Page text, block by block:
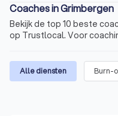
Coaches in Grimbergen
Bekijk de top 10 beste
op Trustlocal. Voor
Alle diensten Burn-